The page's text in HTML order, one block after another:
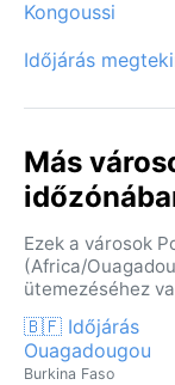
Kongoussi
Időjárás
Más
Ezek a városok
(Africa/
ütemezéséhez
🇧🇫 Időjárás
Ouagadougou
Burkina Faso